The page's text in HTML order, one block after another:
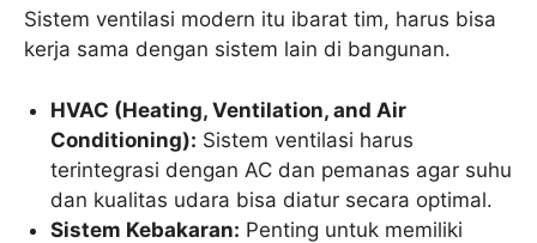
Sistem ventilasi modern itu ibarat tim, harus bisa
kerja sama dengan sistem lain di bangunan.
HVAC (Heating, Ventilation, and Air
Conditioning): Sistem ventilasi harus
terintegrasi dengan AC dan pemanas agar suhu
dan kualitas udara bisa diatur secara optimal.
Sistem Kebakaran: Penting untuk memiliki